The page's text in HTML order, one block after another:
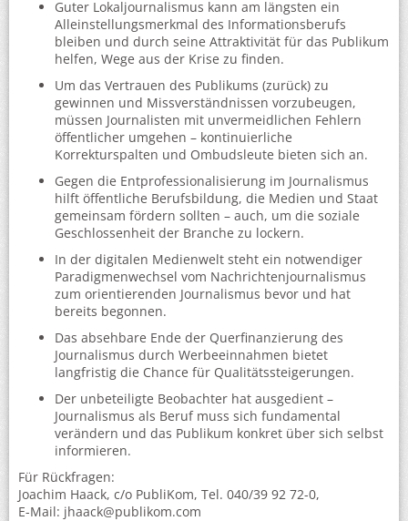
Guter Lokaljournalismus kann am längsten ein
Alleinstellungsmerkmal des Informationsberufs
bleiben und durch seine Attraktivität für das Publikum
helfen, Wege aus der Krise zu finden.
Um das Vertrauen des Publikums (zurück) zu
gewinnen und Missverständnissen vorzubeugen,
müssen Journalisten mit unvermeidlichen Fehlern
öffentlicher umgehen – kontinuierliche
Korrekturspalten und Ombudsleute bieten sich an.
Gegen die Entprofessionalisierung im Journalismus
hilft öffentliche Berufsbildung, die Medien und Staat
gemeinsam fördern sollten – auch, um die soziale
Geschlossenheit der Branche zu lockern.
In der digitalen Medienwelt steht ein notwendiger
Paradigmenwechsel vom Nachrichtenjournalismus
zum orientierenden Journalismus bevor und hat
bereits begonnen.
Das absehbare Ende der Querfinanzierung des
Journalismus durch Werbeeinnahmen bietet
langfristig die Chance für Qualitätssteigerungen.
Der unbeteiligte Beobachter hat ausgedient –
Journalismus als Beruf muss sich fundamental
verändern und das Publikum konkret über sich selbst
informieren.
Für Rückfragen:
Joachim Haack, c/o PubliKom, Tel. 040/39 92 72-0,
E-Mail: jhaack@publikom.com